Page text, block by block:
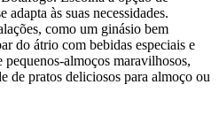
adapta às suas necessidades.
como um ginásio bem
do átrio com bebidas especiais e
pequenos-almoços maravilhosos,
de pratos deliciosos para almoço ou